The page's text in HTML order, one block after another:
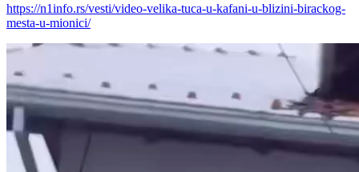
https://n1info.rs/vesti/video-velika-tuca-u-kafani-u-blizini-birackog-
mesta-u-mionici/